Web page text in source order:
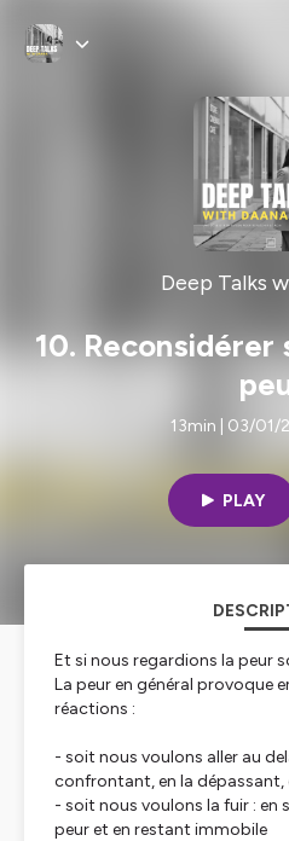
Deep Talks
10.
13min | 03/01/
PLAY
Et si nous regardions la peur
La peur en général provoque
réactions :
- soit nous voulons aller au
confrontant, en la
- soit nous voulons la fuir : en
peur et en restant immobile